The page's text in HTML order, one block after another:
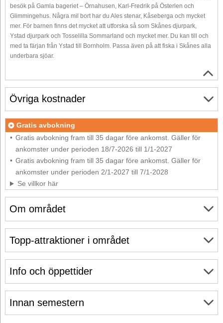
besök på Gamla bageriet – Örnahusen, Karl-Fredrik på Österlen och
Glimmingehus. Några mil bort har du Ales stenar, Kåseberga och mycket
mer. För barnen finns det mycket att utforska så som Skånes djurpark,
Ystad djurpark och Tosselilla Sommarland och mycket mer. Du kan till och
med ta färjan från Ystad till Bornholm. Passa även på att fiska i Skånes alla
underbara sjöar.
Om området
Info och öppettider
Innan semestern
Övriga kostnader
Gratis avbokning
Gratis avbokning fram till 35 dagar före ankomst. Gäller för
ankomster under perioden 18/7-2026 till 1/1-2027
Gratis avbokning fram till 35 dagar före ankomst. Gäller för
ankomster under perioden 2/1-2027 till 7/1-2028
Se villkor här
Topp-attraktioner i området